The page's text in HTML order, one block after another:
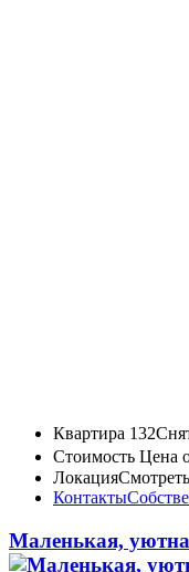
Квартира 132
Стоимость Цена
Локация
Контакты
Маленькая,